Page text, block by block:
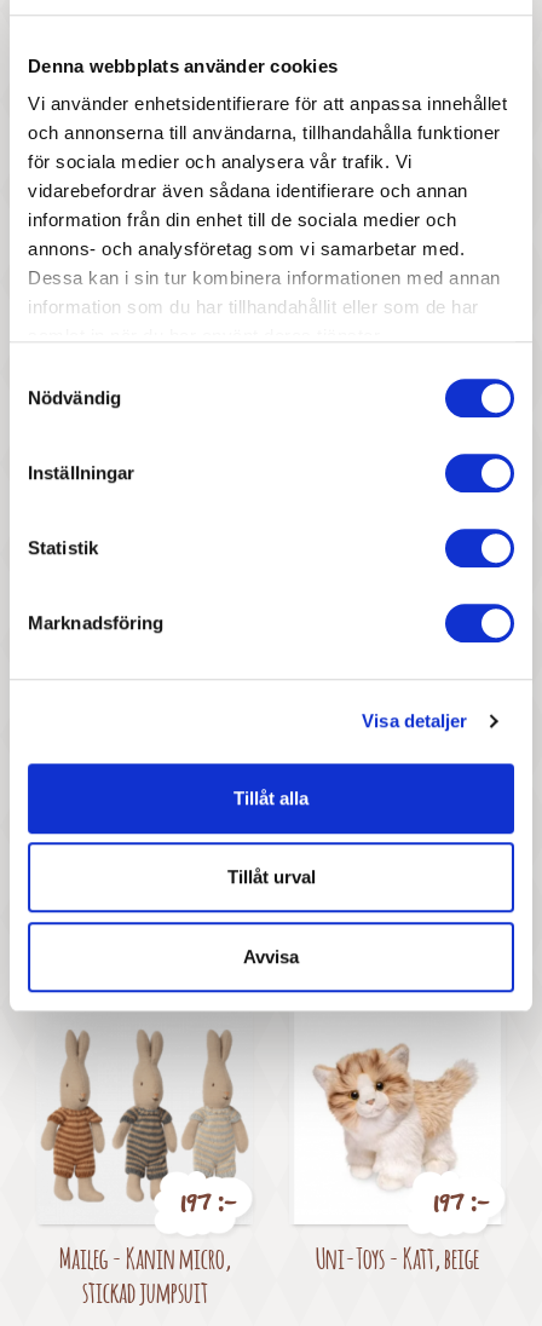
Denna webbplats använder cookies
Vi använder enhetsidentifierare för att anpassa innehållet
och annonserna till användarna, tillhandahålla funktioner
för sociala medier och analysera vår trafik. Vi
vidarebefordrar även sådana identifierare och annan
information från din enhet till de sociala medier och
annons- och analysföretag som vi samarbetar med.
Dessa kan i sin tur kombinera informationen med annan
information som du har tillhandahållit eller som de har
Nödvändig
Inställningar
Statistik
Marknadsföring
Visa detaljer
Tillåt alla
Tillåt urval
Avvisa
Pris
167 :-
Maileg - Pet supply, Harness
and leash - Dark mint
Pris
Liewood - Binnie, Krokodil
Faune Green Small
Liewood - Binnie,
Small
Maileg - Teddy Mum
Pris
187 :-
Living nature - Lion Cub
Pris
Maileg - Teddy Dad
Pris
197 :-
Maileg - Kanin micro,
stickad jumpsuit
Pris
197 :-
Uni-Toys - Katt, beige